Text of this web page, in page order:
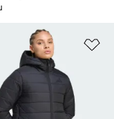
Liste de produits